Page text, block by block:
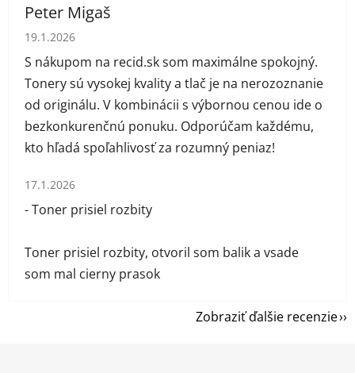
Peter Migaš
Hodnotenie obchodu je 5 z 5 hviezdičiek.
19.1.2026
S nákupom na recid.sk som maximálne spokojný.
Tonery sú vysokej kvality a tlač je na nerozoznanie
od originálu. V kombinácii s výbornou cenou ide o
bezkonkurenčnú ponuku. Odporúčam každému,
kto hľadá spoľahlivosť za rozumný peniaz!
Hodnotenie obchodu je 1 z 5 hviezdičiek.
17.1.2026
- Toner prisiel rozbity
Toner prisiel rozbity, otvoril som balik a vsade
som mal cierny prasok
Zobraziť ďalšie recenzie